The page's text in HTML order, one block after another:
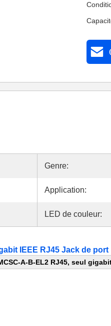
Genre:
Application:
LED de couleur:
IEEE RJ45 Jack de port
A-B-EL2 RJ45, seul